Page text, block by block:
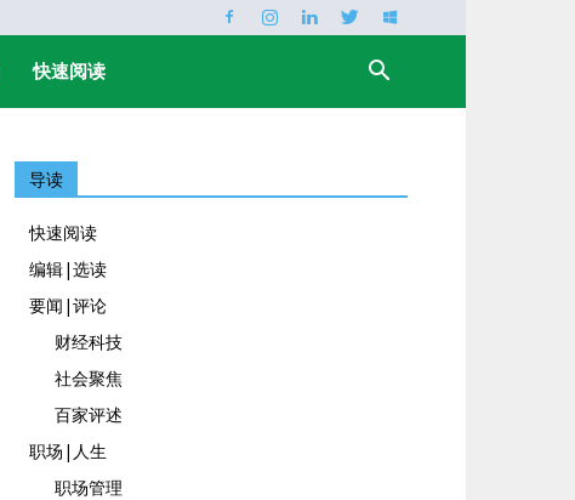
快速阅读
导读
快速阅读
编辑|选读
要闻|评论
财经科技
社会聚焦
百家评述
职场|人生
职场管理